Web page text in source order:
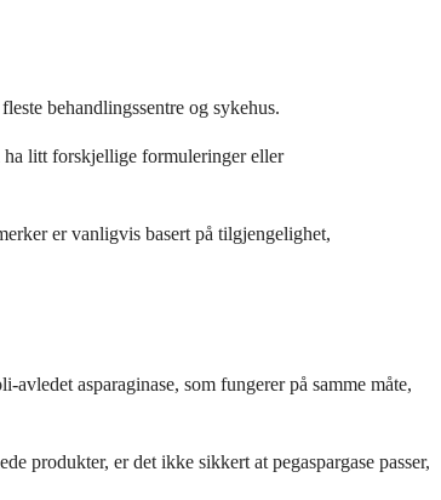
behandlingssentre og sykehus.
ha litt forskjellige formuleringer eller
er vanligvis basert på tilgjengelighet,
asparaginase, som fungerer på samme måte,
produkter, er det ikke sikkert at pegaspargase passer,